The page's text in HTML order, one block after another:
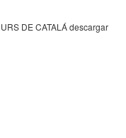
DE CATALÁ descargar